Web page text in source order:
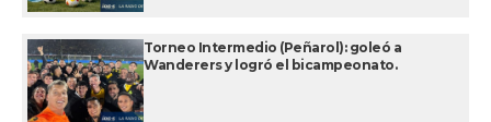
Torneo Intermedio (Peñarol): goleó a
Wanderers y logró el bicampeonato.